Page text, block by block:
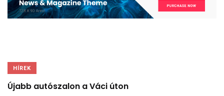
HÍREK
Újabb autószalon a Váci úton